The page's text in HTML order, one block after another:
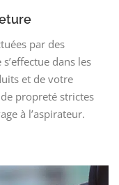
par des
dans les
et de votre
propreté strictes
à l’aspirateur.